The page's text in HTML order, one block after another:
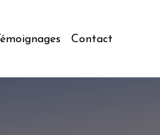
Contact